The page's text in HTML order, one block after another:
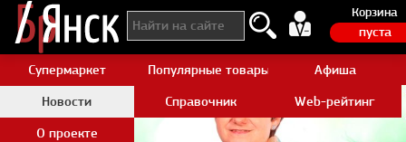
Корзина
пуста
Супермаркет Популярные товары AliexpressАфиша
Новости
Справочник
Web-рейтинг
О проекте